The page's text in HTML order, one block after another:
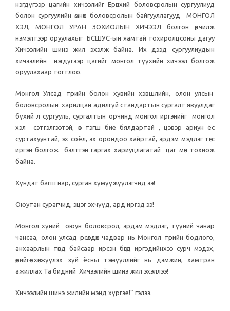
нэгдүгээр цагийн хичээлийг Ерөнхий боловсролын сургуулиуд
болон сургуулийн өмнөх боловсролын байгууллагууд МОНГОЛ
ХЭЛ, МОНГОЛ УРАН ЗОХИОЛЫН ХИЧЭЭЛ болгон өөрчилж
нэмэлтээр оруулахыг БСШУС-ын яамтай тохиролцсоны дагуу
Хичээлийн шинэ жил эхэлж байна. Их дээд сургуулиудын
хичээлийн нэгдүгээр цагийг монгол түүхийн хичээл болгож
оруулахаар тогтлоо.
Монгол Улсад төрийн болон хувийн хэвшлийн, олон улсын
боловсролын харилцан адилгүй стандартын сургалт явуулдаг
бүхий л сургууль, сургалтын орчинд монгол иргэнийг монгол
хэл сэтгэлгээтэй, өв тэгш бие бялдартай , цэвэр ариун ёс
суртахуунтай, эх соёл, эх орондоо хайртай, эрдэм мэдлэг төгс
иргэн болгож бэлтгэн гаргах хариуцлагатай цаг мөч тохиож
байна.
Хүндэт багш нар, сурган хүмүүжүүлэгчид ээ!
Оюутан сурагчид, эцэг эхчүүд, ард иргэд ээ!
Монгол хүний оюун боловсрол, эрдэм мэдлэг, түүний чанар
чансаа, олон улсад өрсөлдөх чадвар нь Монгол төрийн бодлого,
анхаарлын төвд байсаар ирсэн бөгөөд иргэдийнхээ сурч мэдэх,
өөрийгөө хөгжүүлэх зүй ёсны тэмүүллийг нь дэмжин, хамтран
ажиллах Та бидний Хичээлийн шинэ жил эхэллээ!
Хичээлийн шинэ жилийн мэнд хүргэе!” гэлээ.